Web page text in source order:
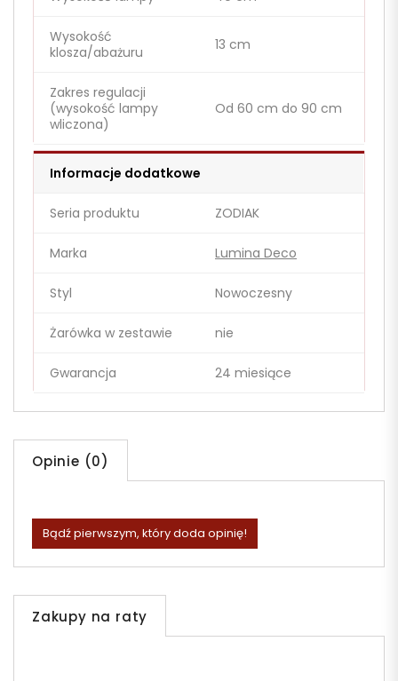
Wysokość
klosza/abażuru
13 cm
Zakres regulacji
(wysokość lampy
wliczona)
Od 60 cm do 90 cm
Informacje dodatkowe
Seria produktu ZODIAK
Marka Lumina Deco
Styl Nowoczesny
Żarówka w zestawie nie
Gwarancja 24 miesiące
Opinie (0)
Bądź pierwszym, który doda opinię!
Zakupy na raty